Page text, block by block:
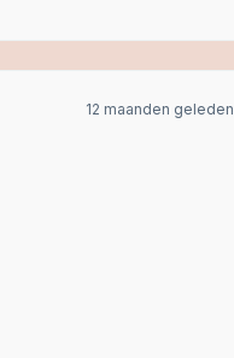
12 maanden geleden